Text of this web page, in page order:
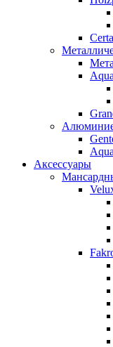
Аксессуары